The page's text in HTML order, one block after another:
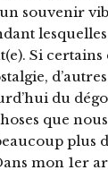
souvenir
Si certains
du
que
plus
mon 1er